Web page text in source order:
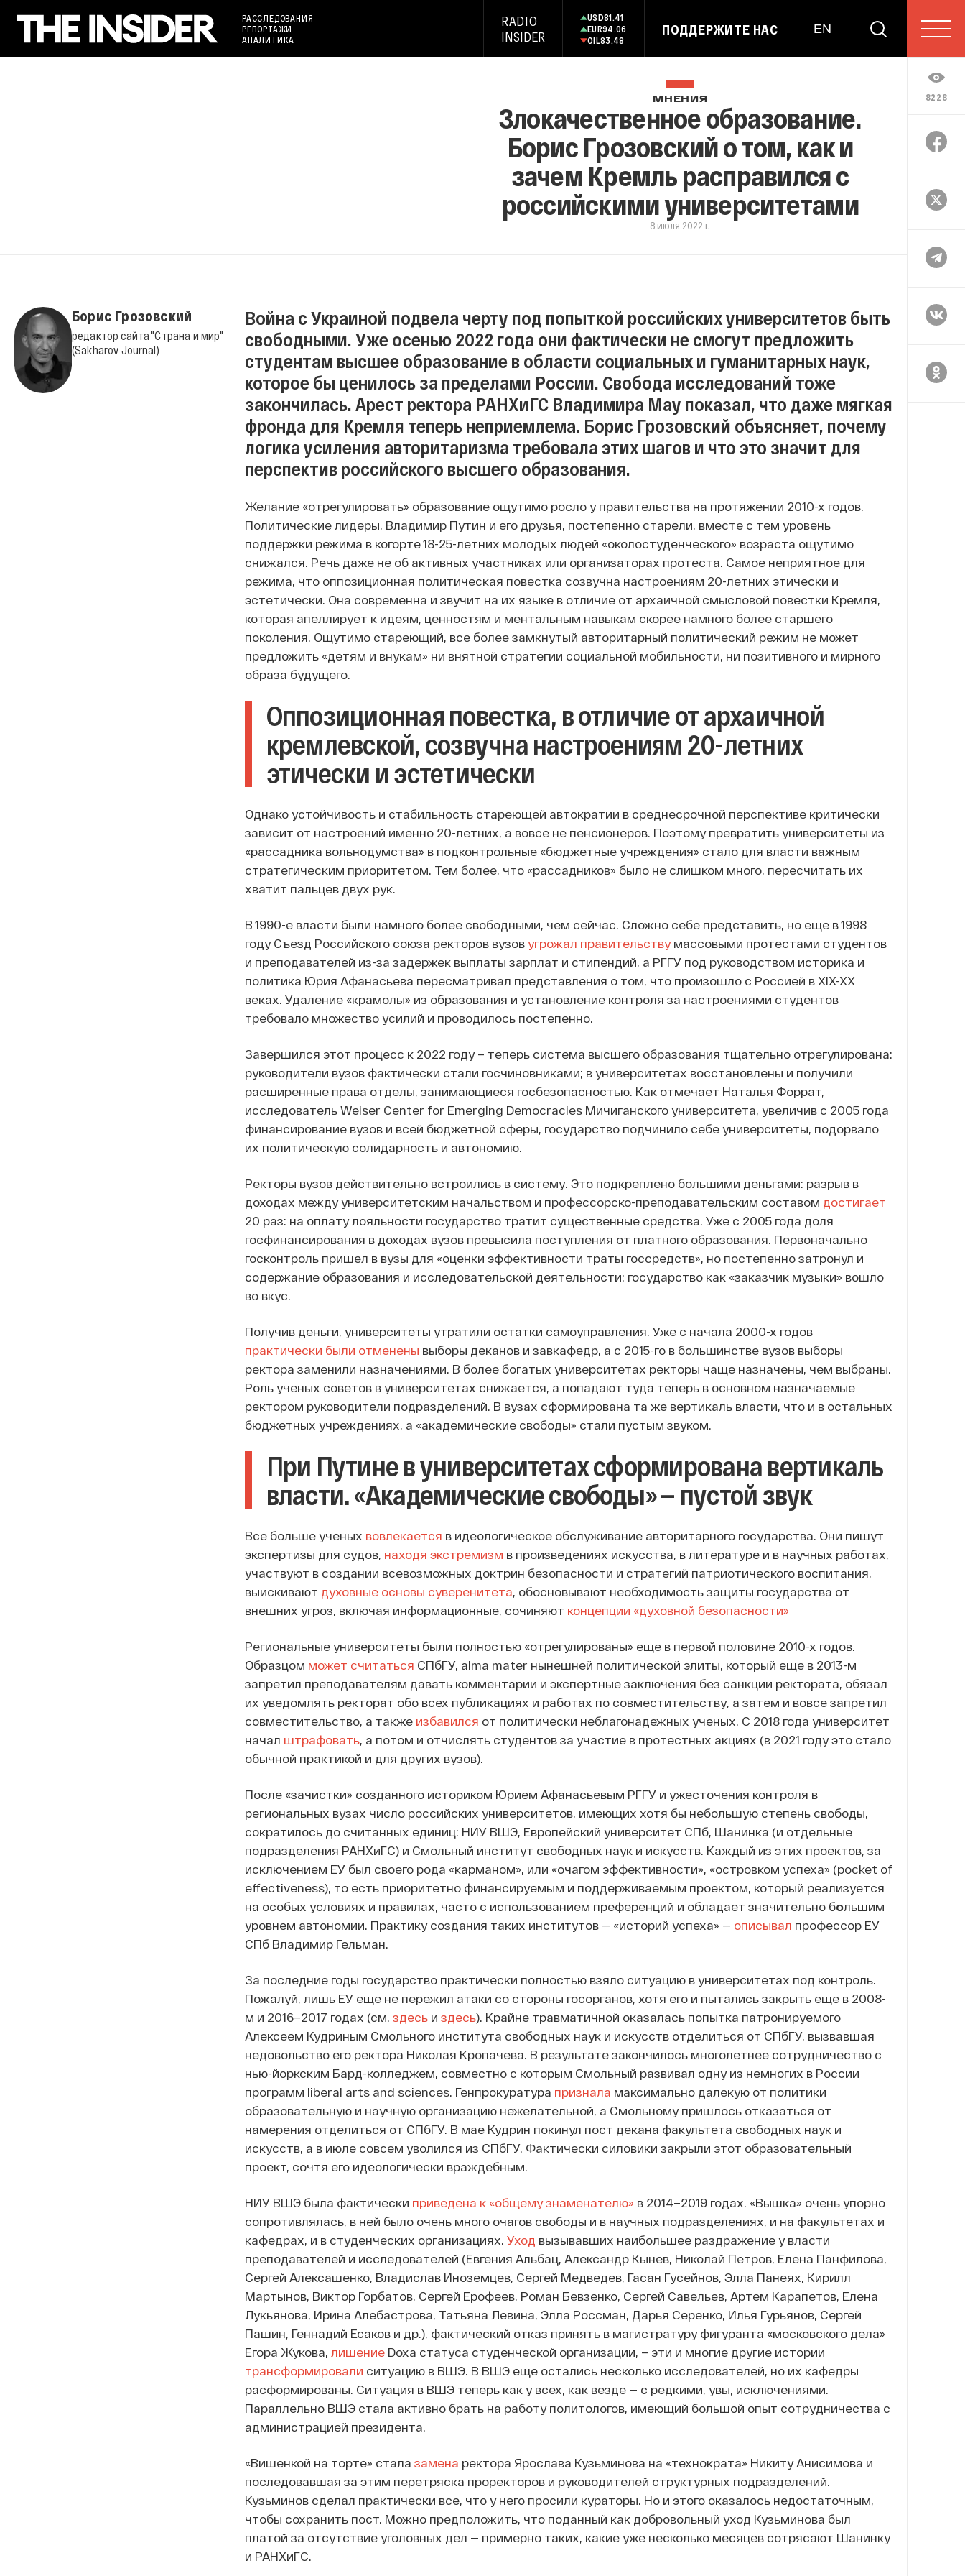
РАССЛЕДОВАНИЯ
РЕПОРТАЖИ
АНАЛИТИКА
RADIO
INSIDER
USD81.41
EUR94.06
OIL83.48
ПОДДЕРЖИТЕ НАС EN
8228
МНЕНИЯ
Злокачественное образование.
Борис Грозовский о том, как и
зачем Кремль расправился с
российскими университетами
8 июля 2022 г.
Борис Грозовский
редактор сайта "Страна и мир"
(Sakharov Journal)
Война с Украиной подвела черту под попыткой российских университетов быть
свободными. Уже осенью 2022 года они фактически не смогут предложить
студентам высшее образование в области социальных и гуманитарных наук,
которое бы ценилось за пределами России. Свобода исследований тоже
закончилась. Арест ректора РАНХиГС Владимира Мау показал, что даже мягкая
фронда для Кремля теперь неприемлема. Борис Грозовский объясняет, почему
логика усиления авторитаризма требовала этих шагов и что это значит для
перспектив российского высшего образования.
Желание «отрегулировать» образование ощутимо росло у правительства на протяжении 2010-х годов.
Политические лидеры, Владимир Путин и его друзья, постепенно старели, вместе с тем уровень
поддержки режима в когорте 18-25-летних молодых людей «околостуденческого» возраста ощутимо
снижался. Речь даже не об активных участниках или организаторах протеста. Самое неприятное для
режима, что оппозиционная политическая повестка созвучна настроениям 20-летних этически и
эстетически. Она современна и звучит на их языке в отличие от архаичной смысловой повестки Кремля,
которая апеллирует к идеям, ценностям и ментальным навыкам скорее намного более старшего
поколения. Ощутимо стареющий, все более замкнутый авторитарный политический режим не может
предложить «детям и внукам» ни внятной стратегии социальной мобильности, ни позитивного и мирного
образа будущего.
Оппозиционная повестка, в отличие от архаичной
кремлевской, созвучна настроениям 20-летних
этически и эстетически
Однако устойчивость и стабильность стареющей автократии в среднесрочной перспективе критически
зависит от настроений именно 20-летних, а вовсе не пенсионеров. Поэтому превратить университеты из
«рассадника вольнодумства» в подконтрольные «бюджетные учреждения» стало для власти важным
стратегическим приоритетом. Тем более, что «рассадников» было не слишком много, пересчитать их
хватит пальцев двух рук.
В 1990-е власти были намного более свободными, чем сейчас. Сложно себе представить, но еще в 1998
году Съезд Российского союза ректоров вузов угрожал правительствумассовыми протестами студентов
и преподавателей из-за задержек выплаты зарплат и стипендий, а РГГУ под руководством историка и
политика Юрия Афанасьева пересматривал представления о том, что произошло с Россией в XIX-XX
веках. Удаление «крамолы» из образования и установление контроля за настроениями студентов
требовало множество усилий и проводилось постепенно.
Завершился этот процесс к 2022 году – теперь система высшего образования тщательно отрегулирована:
руководители вузов фактически стали госчиновниками; в университетах восстановлены и получили
расширенные права отделы, занимающиеся госбезопасностью. Как отмечает Наталья Форрат,
исследователь Weiser Center for Emerging Democracies Мичиганского университета, увеличив с 2005 года
финансирование вузов и всей бюджетной сферы, государство подчинило себе университеты, подорвало
их политическую солидарность и автономию.
Ректоры вузов действительно встроились в систему. Это подкреплено большими деньгами: разрыв в
доходах между университетским начальством и профессорско-преподавательским составом достигает
20 раз: на оплату лояльности государство тратит существенные средства. Уже с 2005 года доля
госфинансирования в доходах вузов превысила поступления от платного образования. Первоначально
госконтроль пришел в вузы для «оценки эффективности траты госсредств», но постепенно затронул и
содержание образования и исследовательской деятельности: государство как «заказчик музыки» вошло
во вкус.
Получив деньги, университеты утратили остатки самоуправления. Уже с начала 2000-х годов
практически были отменены выборы деканов и завкафедр, а с 2015-го в большинстве вузов выборы
ректора заменили назначениями. В более богатых университетах ректоры чаще назначены, чем выбраны.
Роль ученых советов в университетах снижается, а попадают туда теперь в основном назначаемые
ректором руководители подразделений. В вузах сформирована та же вертикаль власти, что и в остальных
бюджетных учреждениях, а «академические свободы» стали пустым звуком.
При Путине в университетах сформирована вертикаль
власти. «Академические свободы» — пустой звук
Все больше ученых вовлекается в идеологическое обслуживание авторитарного государства. Они пишут
экспертизы для судов, находя экстремизм в произведениях искусства, в литературе и в научных работах,
участвуют в создании всевозможных доктрин безопасности и стратегий патриотического воспитания,
выискивают духовные основы суверенитета, обосновывают необходимость защиты государства от
внешних угроз, включая информационные, сочиняют концепции «духовной безопасности»
Региональные университеты были полностью «отрегулированы» еще в первой половине 2010-х годов.
Образцом может считаться СПбГУ, alma mater нынешней политической элиты, который еще в 2013-м
запретил преподавателям давать комментарии и экспертные заключения без санкции ректората, обязал
их уведомлять ректорат обо всех публикациях и работах по совместительству, а затем и вовсе запретил
совместительство, а также избавился от политически неблагонадежных ученых. С 2018 года университет
начал штрафовать, а потом и отчислять студентов за участие в протестных акциях (в 2021 году это стало
обычной практикой и для других вузов).
После «зачистки» созданного историком Юрием Афанасьевым РГГУ и ужесточения контроля в
региональных вузах число российских университетов, имеющих хотя бы небольшую степень свободы,
сократилось до считанных единиц: НИУ ВШЭ, Европейский университет СПб, Шанинка (и отдельные
подразделения РАНХиГС) и Смольный институт свободных наук и искусств. Каждый из этих проектов, за
исключением ЕУ был своего рода «карманом», или «очагом эффективности», «островком успеха» (pocket of
effectiveness), то есть приоритетно финансируемым и поддерживаемым проектом, который реализуется
на особых условиях и правилах, часто с использованием преференций и обладает значительно большим
уровнем автономии. Практику создания таких институтов — «историй успеха» — описывал профессор ЕУ
СПб Владимир Гельман.
За последние годы государство практически полностью взяло ситуацию в университетах под контроль.
Пожалуй, лишь ЕУ еще не пережил атаки со стороны госорганов, хотя его и пытались закрыть еще в 2008-
м и 2016–2017 годах (см. здесьи здесь). Крайне травматичной оказалась попытка патронируемого
Алексеем Кудриным Смольного института свободных наук и искусств отделиться от СПбГУ, вызвавшая
недовольство его ректора Николая Кропачева. В результате закончилось многолетнее сотрудничество с
нью-йоркским Бард-колледжем, совместно с которым Смольный развивал одну из немногих в России
программ liberal arts and sciences. Генпрокуратура признала максимально далекую от политики
образовательную и научную организацию нежелательной, а Смольному пришлось отказаться от
намерения отделиться от СПбГУ. В мае Кудрин покинул пост декана факультета свободных наук и
искусств, а в июле совсем уволился из СПбГУ. Фактически силовики закрыли этот образовательный
проект, сочтя его идеологически враждебным.
НИУ ВШЭ была фактически приведена к «общему знаменателю» в 2014–2019 годах. «Вышка» очень упорно
сопротивлялась, в ней было очень много очагов свободы и в научных подразделениях, и на факультетах и
кафедрах, и в студенческих организациях. Уход вызывавших наибольшее раздражение у власти
преподавателей и исследователей (Евгения Альбац, Александр Кынев, Николай Петров, Елена Панфилова,
Сергей Алексашенко, Владислав Иноземцев, Сергей Медведев, Гасан Гусейнов, Элла Панеях, Кирилл
Мартынов, Виктор Горбатов, Сергей Ерофеев, Роман Бевзенко, Сергей Савельев, Артем Карапетов, Елена
Лукьянова, Ирина Алебастрова, Татьяна Левина, Элла Россман, Дарья Серенко, Илья Гурьянов, Сергей
Пашин, Геннадий Есаков и др.), фактический отказ принять в магистратуру фигуранта «московского дела»
Егора Жукова, лишениеDoxa статуса студенческой организации, – эти и многие другие истории
трансформировали ситуацию в ВШЭ. В ВШЭ еще остались несколько исследователей, но их кафедры
расформированы. Ситуация в ВШЭ теперь как у всех, как везде — с редкими, увы, исключениями.
Параллельно ВШЭ стала активно брать на работу политологов, имеющий большой опыт сотрудничества с
администрацией президента.
«Вишенкой на торте» стала замена ректора Ярослава Кузьминова на «технократа» Никиту Анисимова и
последовавшая за этим перетряска проректоров и руководителей структурных подразделений.
Кузьминов сделал практически все, что у него просили кураторы. Но и этого оказалось недостаточным,
чтобы сохранить пост. Можно предположить, что поданный как добровольный уход Кузьминова был
платой за отсутствие уголовных дел — примерно таких, какие уже несколько месяцев сотрясают Шанинку
и РАНХиГС.